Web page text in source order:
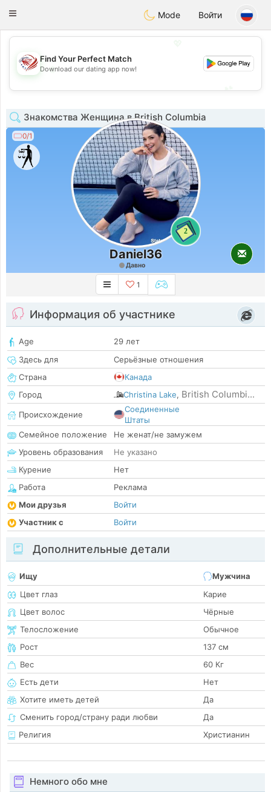
Dating
Toggle
Mode Войти
💖
💕
Find Your Perfect Match
Download our dating app now!
Знакомства Женщина в British Columbia
0/1
2
Daniel36
Давно
1
Информация об участнике
Age
29 лет
Здесь для
Серьёзные отношения
Страна
Канада
Город
Christina Lake, British Columbi...
Происхождение
Соединенные
Штаты
Семейное положение
Не женат/не замужем
Уровень образования
Не указано
Курение
Нет
Работа
Реклама
Мои друзья
Войти
Участник с
Войти
Дополнительные детали
Ищу
Мужчина
Цвет глаз
Карие
Цвет волос
Чёрные
Телосложение
Обычное
Рост
137 см
Вес
60 Кг
Есть дети
Нет
Хотите иметь детей
Да
Сменить город/страну ради любви
Да
Религия
Христианин
Немного обо мне